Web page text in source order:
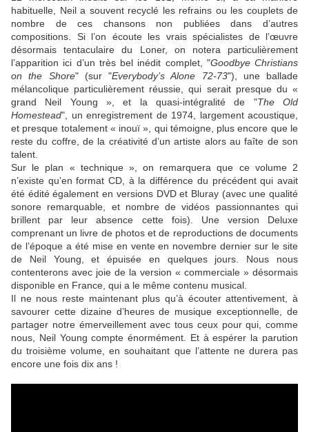
habituelle, Neil a souvent recyclé les refrains ou les couplets de
nombre de ces chansons non publiées dans d’autres
compositions. Si l’on écoute les vrais spécialistes de l’œuvre
désormais tentaculaire du Loner, on notera particulièrement
l’apparition ici d’un très bel inédit complet, "Goodbye Christians
on the Shore" (sur "Everybody’s Alone 72-73"), une ballade
mélancolique particulièrement réussie, qui serait presque du «
grand Neil Young », et la quasi-intégralité de "The Old
Homestead", un enregistrement de 1974, largement acoustique,
et presque totalement « inouï », qui témoigne, plus encore que le
reste du coffre, de la créativité d’un artiste alors au faîte de son
talent.
Sur le plan « technique », on remarquera que ce volume 2
n’existe qu’en format CD, à la différence du précédent qui avait
été édité également en versions DVD et Bluray (avec une qualité
sonore remarquable, et nombre de vidéos passionnantes qui
brillent par leur absence cette fois). Une version Deluxe
comprenant un livre de photos et de reproductions de documents
de l’époque a été mise en vente en novembre dernier sur le site
de Neil Young , et épuisée en quelques jours. Nous nous
contenterons avec joie de la version « commerciale » désormais
disponible en France, qui a le même contenu musical.
Il ne nous reste maintenant plus qu’à écouter attentivement, à
savourer cette dizaine d’heures de musique exceptionnelle, de
partager notre émerveillement avec tous ceux pour qui, comme
nous, Neil Young compte énormément. Et à espérer la parution
du troisième volume, en souhaitant que l’attente ne durera pas
encore une fois dix ans !